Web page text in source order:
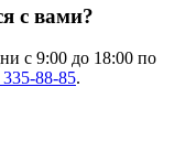
с вами?
с 9:00 до 18:00 по
88-85.